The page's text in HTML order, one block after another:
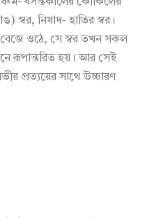
স্বর, নিষাদ- হাতির স্বর।
বেজে ওঠে, সে স্বর তখন সকল
রূপান্তরিত হয়। আর সেই
প্রত্যয়ের সাথে উচ্চারণ